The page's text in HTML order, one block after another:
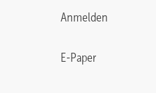
Anmelden
E-Paper